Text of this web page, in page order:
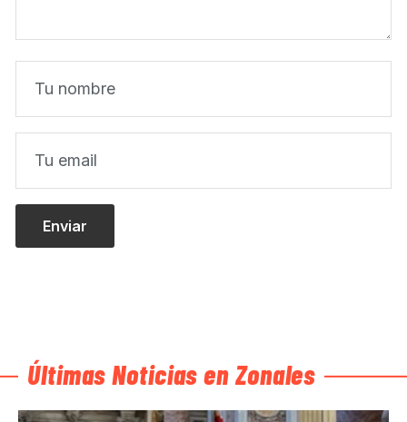
Últimas Noticias en Zonales